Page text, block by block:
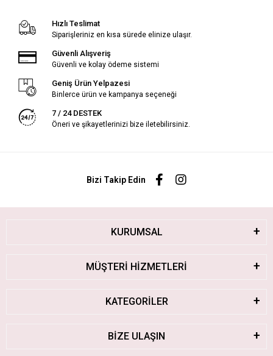
Hızlı Teslimat
Siparişleriniz en kısa sürede elinize ulaşır.
Güvenli Alışveriş
Güvenli ve kolay ödeme sistemi
Geniş Ürün Yelpazesi
Binlerce ürün ve kampanya seçeneği
7 / 24 DESTEK
Öneri ve şikayetlerinizi bize iletebilirsiniz.
Bizi Takip Edin
KURUMSAL
MÜŞTERİ HİZMETLERİ
KATEGORİLER
BİZE ULAŞIN